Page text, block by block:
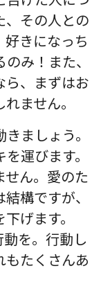
、その人との
きになっち
み！また、
ら、まずはお
ません。
ましょう。
運びます。
せん。愛のた
構ですが、
げます。
を。行動し
もたくさんあ